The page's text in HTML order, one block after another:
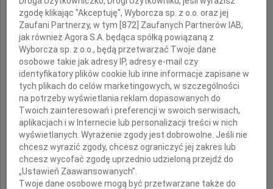
wyrazy głębokiego żalu i współczucia
z powodu tragicznej śmierci
w katastrofie lotniczej pod Smoleńskiem
Mariusza Handzlika
zgodę klikając "Akceptuję", Wyborcza sp. z o.o. oraz jej
Zaufani Partnerzy, w tym [872 ] Zaufanych Partnerów IAB,
jak również Agora S.A. będąca spółką powiązaną z
Wyborcza sp. z o.o., będą przetwarzać Twoje dane
osobowe takie jak adresy IP, adresy e-mail czy
identyfikatory plików cookie lub inne informacje zapisane w
tych plikach do celów marketingowych, w szczególności
na potrzeby wyświetlania reklam dopasowanych do
Twoich zainteresowań i preferencji w swoich serwisach,
aplikacjach i w Internecie lub personalizacji treści w nich
wyświetlanych. Wyrażenie zgody jest dobrowolne. Jeśli nie
chcesz wyrazić zgody, chcesz ograniczyć jej zakres lub
chcesz wycofać zgodę uprzednio udzieloną przejdź do
„Ustawień Zaawansowanych”.
Twoje dane osobowe mogą być przetwarzane także do